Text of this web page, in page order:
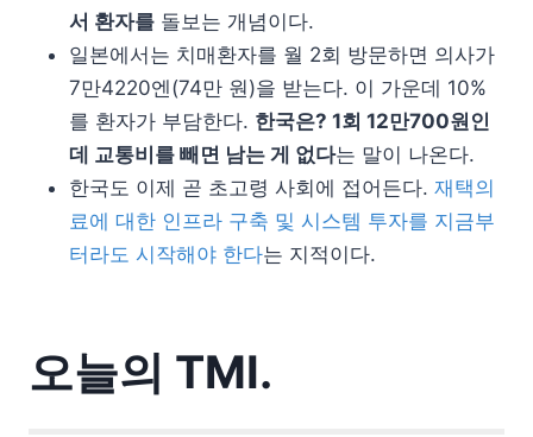
서 환자를 돌보는 개념이다.
일본에서는 치매환자를 월 2회 방문하면 의사가
7만4220엔(74만 원)을 받는다. 이 가운데 10%
를 환자가 부담한다. 한국은? 1회 12만700원인
데 교통비를 빼면 남는 게 없다는 말이 나온다.
한국도 이제 곧 초고령 사회에 접어든다. 재택의
료에 대한 인프라 구축 및 시스템 투자를 지금부
터라도 시작해야 한다는 지적이다.
오늘의 TMI.